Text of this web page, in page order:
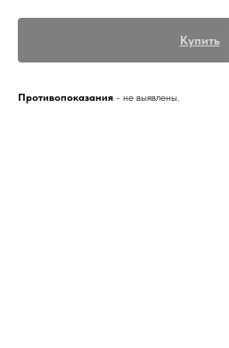
Купить
Противопоказания - не выявлены.